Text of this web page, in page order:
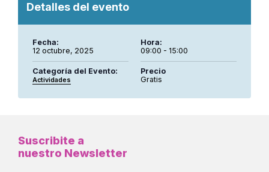
Detalles del evento
Fecha:
12 octubre, 2025
Hora:
09:00 - 15:00
Categoría del Evento:
Actividades
Precio
Gratis
Suscribite a
nuestro Newsletter